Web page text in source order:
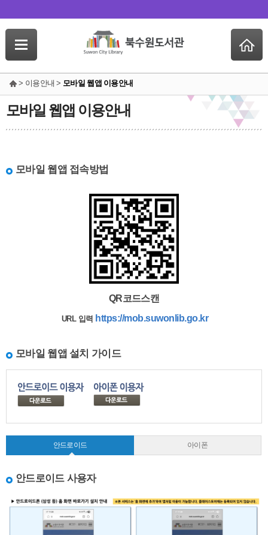
> 이용안내 > 모바일 웹앱 이용안내
모바일 웹앱 이용안내
모바일 웹앱 접속방법
QR코드스캔
URL 입력 https://mob.suwonlib.go.kr
모바일 웹앱 설치 가이드
안드로이드 아이폰
안드로이드 사용자